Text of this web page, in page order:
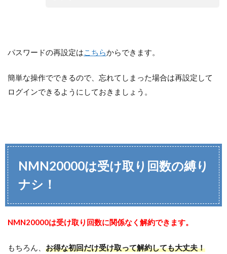
パスワードの再設定はこちらからできます。
簡単な操作でできるので、忘れてしまった場合は再設定して
ログインできるようにしておきましょう。
NMN20000は受け取り回数の縛り
ナシ！
NMN20000は受け取り回数に関係なく解約できます。
もちろん、 お得な初回だけ受け取って解約しても大丈夫！